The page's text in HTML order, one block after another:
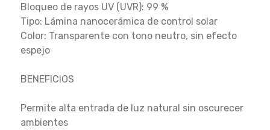
Bloqueo de rayos UV (UVR): 99 %
Tipo: Lámina nanocerámica de control solar
Color: Transparente con tono neutro, sin efecto
espejo
BENEFICIOS
Permite alta entrada de luz natural sin oscurecer
ambientes